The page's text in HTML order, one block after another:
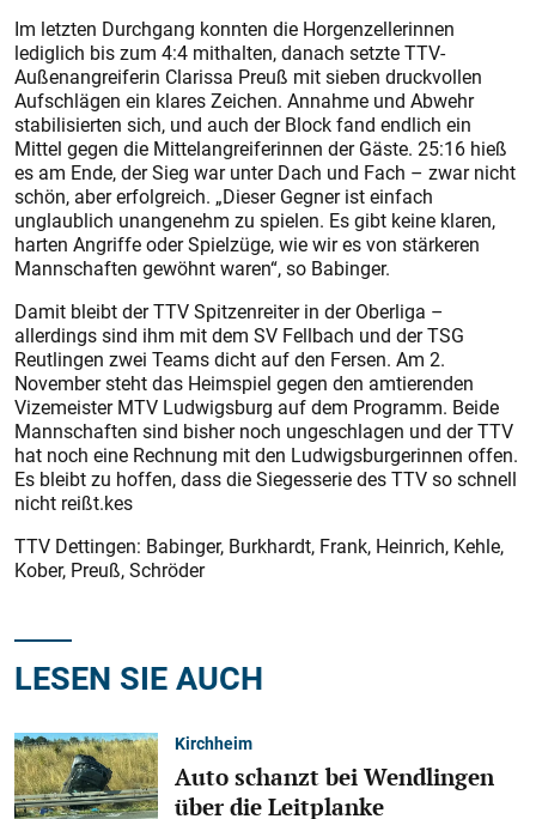
Im letzten Durchgang konnten die Horgenzellerinnen
lediglich bis zum 4:4 mithalten, danach setzte TTV-
Außenangreiferin Clarissa Preuß mit sieben druckvollen
Aufschlägen ein klares Zeichen. Annahme und Abwehr
stabilisierten sich, und auch der Block fand endlich ein
Mittel gegen die Mittelangreiferinnen der Gäste. 25:16 hieß
es am Ende, der Sieg war unter Dach und Fach – zwar nicht
schön, aber erfolgreich. „Dieser Gegner ist einfach
unglaublich unangenehm zu spielen. Es gibt keine klaren,
harten Angriffe oder Spielzüge, wie wir es von stärkeren
Mannschaften gewöhnt waren“, so Babinger.
Damit bleibt der TTV Spitzenreiter in der Oberliga –
allerdings sind ihm mit dem SV Fellbach und der TSG
Reutlingen zwei Teams dicht auf den Fersen. Am 2.
November steht das Heimspiel gegen den amtierenden
Vizemeister MTV Ludwigsburg auf dem Programm. Beide
Mannschaften sind bisher noch ungeschlagen und der TTV
hat noch eine Rechnung mit den Ludwigsburgerinnen offen.
Es bleibt zu hoffen, dass die Siegesserie des TTV so schnell
nicht reißt.kes
TTV Dettingen: Babinger, Burkhardt, Frank, Heinrich, Kehle,
Kober, Preuß, Schröder
LESEN SIE AUCH
Kirchheim
Auto schanzt bei Wendlingen
über die Leitplanke